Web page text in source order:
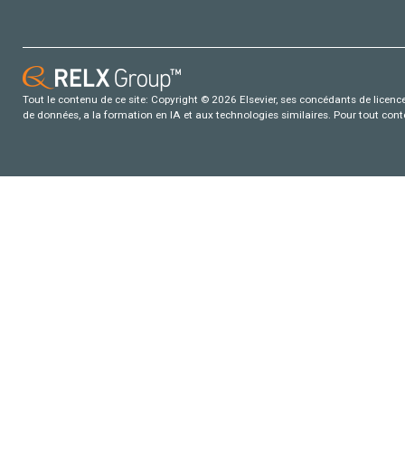
Tout le contenu de ce site: Copyright © 2026 Elsevier, ses concédants de
de données, a la formation en IA et aux technologies similaires. Pour tout